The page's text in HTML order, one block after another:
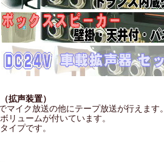
拡声装置）
イク放送の他にテープ放送が行えます。
リュームが付いています。
イプです。